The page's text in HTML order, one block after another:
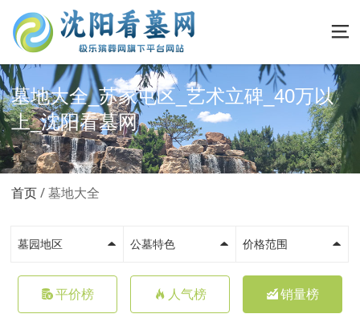
墓地大全_苏家屯区_艺术立碑_40万以
上_沈阳看墓网
首页 墓地大全
墓园地区 公墓特色 价格范围
平价榜 人气榜 销量榜